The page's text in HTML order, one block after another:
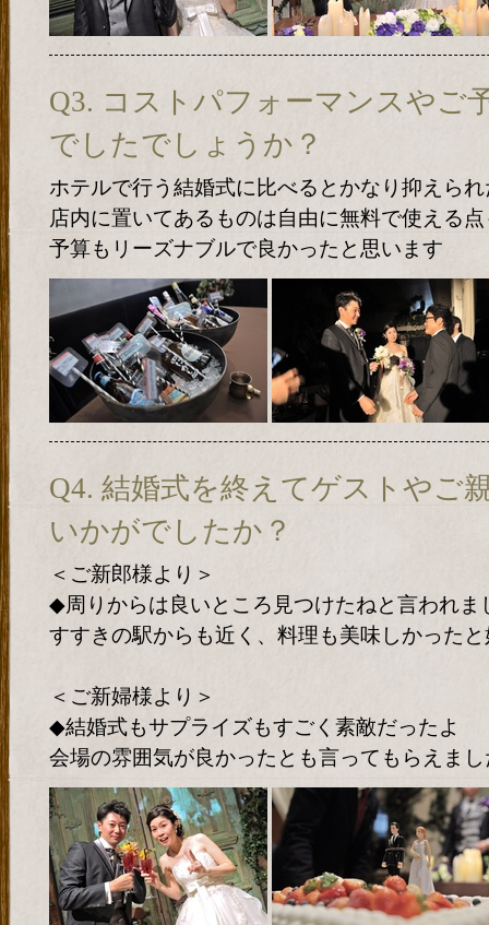
Q3. コストパフォーマンスやご
でしたでしょうか？
ホテルで行う結婚式に比べるとかなり抑えら
店内に置いてあるものは自由に無料で使える
予算もリーズナブルで良かったと思います
Q4. 結婚式を終えてゲストやご
いかがでしたか？
＜ご新郎様より＞
◆周りからは良いところ見つけたねと言われま
すすきの駅からも近く、料理も美味しかった
＜ご新婦様より＞
◆結婚式もサプライズもすごく素敵だったよ
会場の雰囲気が良かったとも言ってもらえまし